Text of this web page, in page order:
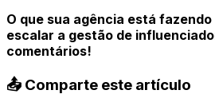
O que sua agência está
escalar a gestão de
comentários!
📤 Comparte este artículo